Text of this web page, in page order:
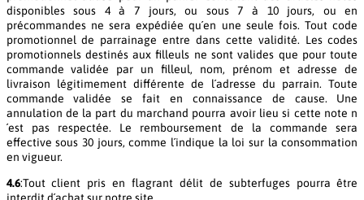
disponibles sous 4 à 7 jours, ou sous 7 à 10 jours, ou en
précommandes ne sera expédiée qu´en une seule fois. Tout code
promotionnel de parrainage entre dans cette validité. Les codes
promotionnels destinés aux filleuls ne sont valides que pour toute
commande validée par un filleul, nom, prénom et adresse de
livraison légitimement différente de l´adresse du parrain. Toute
commande validée se fait en connaissance de cause. Une
annulation de la part du marchand pourra avoir lieu si cette note n
´est pas respectée. Le remboursement de la commande sera
effective sous 30 jours, comme l´indique la loi sur la consommation
en vigueur.
4.6:Tout client pris en flagrant délit de subterfuges pourra être
interdit d´achat sur notre site.